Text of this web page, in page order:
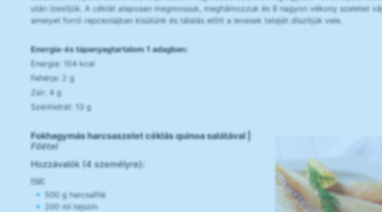
után ízesítjük. A céklát alaposan megmossuk, meghámozzuk és 8 nagyon vékony szeletet
amelyet forró repceolajban kisütünk és tálalás előtt a levesek tetejét díszítjük vele.
Energia-és tápanyagtartalom 1 adagban:
Energia: 104 kcal
Fehérje: 2 g
Zsír: 4 g
Szénhidrát: 13 g
Fokhagymás harcsaszelet céklás quinoa salátával |
Főétel
Hozzávalók (4 személyre):
Hal:
500 g harcsafilé
200 ml tejszín